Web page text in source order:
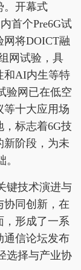
。开幕式
首个Pre6G试
将DOICT融
网试验，具
和AI内生等特
验网已在低空
等十大应用场
标志着6G技
新阶段，为未
键技术演进与
协同创新，在
，形成了一系
通信论坛发布
选择与产业协